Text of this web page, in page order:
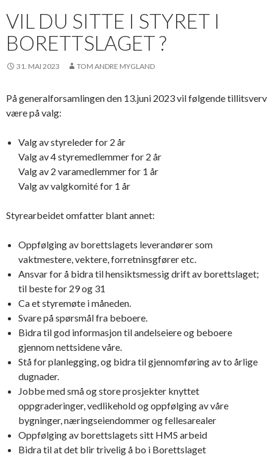
VIL DU SITTE I STYRET I
BORETTSLAGET ?
31. MAI 2023 TOM ANDRE MYGLAND
På generalforsamlingen den 13.juni 2023 vil følgende tillitsverv
være påvalg:
Valgav styreleder for 2 år
Valgav 4 styremedlemmer for 2 år
Valgav 2 varamedlemmer for 1 år
Valgav valgkomité for 1 år
Styrearbeidet omfatter blant annet:
Oppfølging av borettslagets leverandører som
vaktmestere, vektere, forretninsgfører etc.
Ansvar for å bidra til hensiktsmessig drift av borettslaget;
til beste for 29 og 31
Ca et styremøte i måneden.
Svare på spørsmål fra beboere.
Bidra til god informasjon til andelseiere og beboere
gjennom nettsidene våre.
Stå for planlegging, og bidra til gjennomføring av to årlige
dugnader.
Jobbe med små og store prosjekter knyttet
oppgraderinger, vedlikehold og oppfølging av våre
bygninger, næringseiendommer og fellesarealer
Oppfølging av borettslagets sitt HMS arbeid
Bidra til at det blir trivelig å bo i Borettslaget